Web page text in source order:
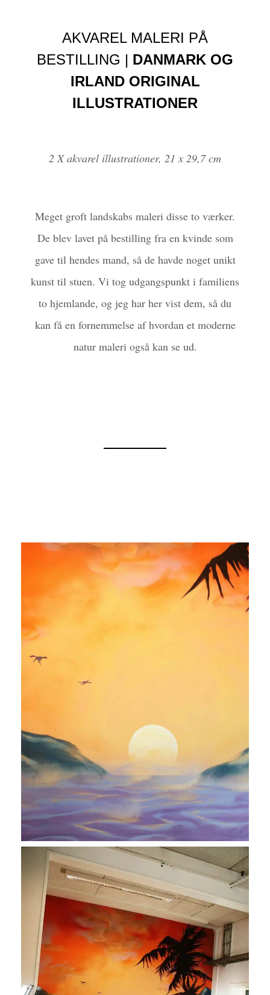
AKVAREL MALERI PÅ
BESTILLING | DANMARK OG
IRLAND ORIGINAL
ILLUSTRATIONER
2 X akvarel illustrationer, 21 x 29,7 cm
Meget groft landskabs maleri disse to værker.
De blev lavet på bestilling fra en kvinde som
gave til hendes mand, så de havde noget unikt
kunst til stuen. Vi tog udgangspunkt i familiens
to hjemlande, og jeg har her vist dem, så du
kan få en fornemmelse af hvordan et moderne
natur maleri også kan se ud.